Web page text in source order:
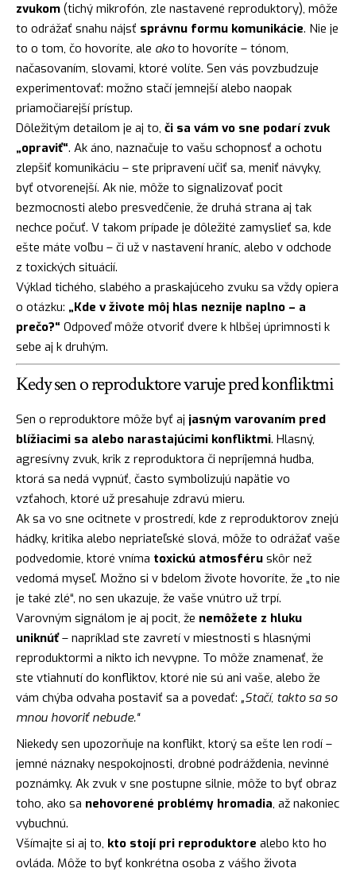
zvukom (tichý mikrofón, zle nastavené reproduktory), môže
to odrážať snahu nájsť správnu formu komunikácie. Nie je
to o tom, čo hovoríte, ale akoto hovoríte – tónom,
načasovaním, slovami, ktoré volíte. Sen vás povzbudzuje
experimentovať: možno stačí jemnejší alebo naopak
priamočiarejší prístup.
Dôležitým detailom je aj to, či sa vám vo sne podarí zvuk
„opraviť“. Ak áno, naznačuje to vašu schopnosť a ochotu
zlepšiť komunikáciu – ste pripravení učiť sa, meniť návyky,
byť otvorenejší. Ak nie, môže to signalizovať pocit
bezmocnosti alebo presvedčenie, že druhá strana aj tak
nechce počuť. V takom prípade je dôležité zamyslieť sa, kde
ešte máte voľbu – či už v nastavení hraníc, alebo v odchode
z toxických situácií.
Výklad tichého, slabého a praskajúceho zvuku sa vždy opiera
o otázku: „Kde v živote môj hlas neznije naplno – a
prečo?“ Odpoveď môže otvoriť dvere k hlbšej úprimnosti k
sebe aj k druhým.
Kedy sen o reproduktore varuje pred konfliktmi
Sen o reproduktore môže byť aj jasným varovaním pred
blížiacimi sa alebo narastajúcimi konfliktmi. Hlasný,
agresívny zvuk, krik z reproduktora či nepríjemná hudba,
ktorá sa nedá vypnúť, často symbolizujú napätie vo
vzťahoch, ktoré už presahuje zdravú mieru.
Ak sa vo sne ocitnete v prostredí, kde z reproduktorov znejú
hádky, kritika alebo nepriateľské slová, môže to odrážať vaše
podvedomie, ktoré vníma toxickú atmosféru skôr než
vedomá myseľ. Možno si v bdelom živote hovoríte, že „to nie
je také zlé“, no sen ukazuje, že vaše vnútro už trpí.
Varovným signálom je aj pocit, že nemôžete z hluku
uniknúť– napríklad ste zavretí v miestnosti s hlasnými
reproduktormi a nikto ich nevypne. To môže znamenať, že
ste vtiahnutí do konfliktov, ktoré nie sú ani vaše, alebo že
vám chýba odvaha postaviť sa a povedať: „Stačí, takto sa so
mnou hovoriť nebude.“
Niekedy sen upozorňuje na konflikt, ktorý sa ešte len rodí –
jemné náznaky nespokojnosti, drobné podráždenia, nevinné
poznámky. Ak zvuk v sne postupne silnie, môže to byť obraz
toho, ako sa nehovorené problémy hromadia, až nakoniec
vybuchnú.
Všímajte si aj to, kto stojí pri reproduktore alebo kto ho
ovláda. Môže to byť konkrétna osoba z vášho života